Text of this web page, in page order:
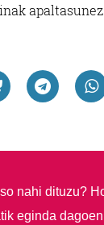
nahi dituzu?
eginda